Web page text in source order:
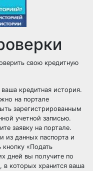
свою кредитную
кредитная история.
на портале
зарегистрированным
учетной записью.
заявку на портале.
из данных паспорта и
«Подать
дней вы получите по
в которых хранится ваша